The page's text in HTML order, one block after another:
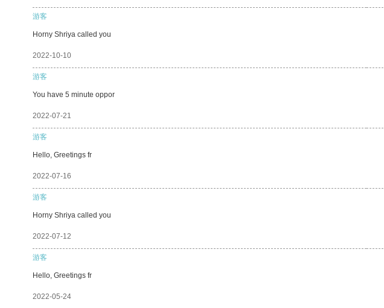
游客
Horny Shriya called you
2022-10-10
游客
You have 5 minute oppor
2022-07-21
游客
Hello, Greetings fr
2022-07-16
游客
Horny Shriya called you
2022-07-12
游客
Hello, Greetings fr
2022-05-24